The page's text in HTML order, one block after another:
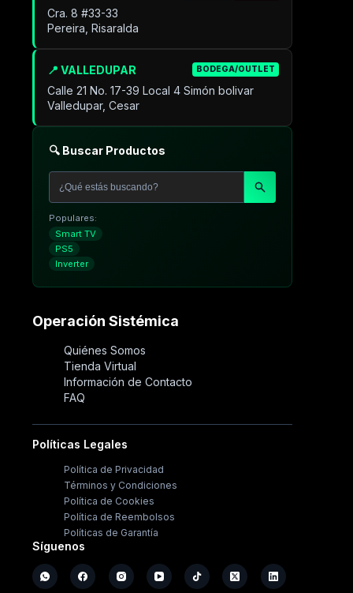
📍 VALLEDUPAR BODEGA/OUTLET
Calle 21 No. 17-39 Local 4 Simón bolivar
Valledupar, Cesar
Cra. 8 #33-33
Pereira, Risaralda
🔍 Buscar Productos
Populares:
Smart TV
PS5
Inverter
Operación Sistémica
Quiénes Somos
Tienda Virtual
Información de Contacto
FAQ
Políticas Legales
Política de Privacidad
Términos y Condiciones
Política de Cookies
Política de Reembolsos
Políticas de Garantía
Síguenos